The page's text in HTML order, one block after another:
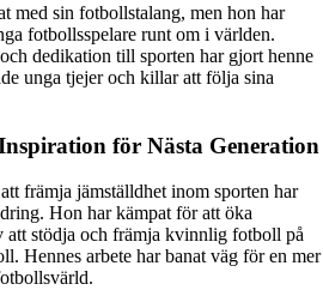
med sin fotbollstalang, men hon har
fotbollsspelare runt om i världen.
dedikation till sporten har gjort henne
unga tjejer och killar att följa sina
för Nästa Generation
främja jämställdhet inom sporten har
Hon har kämpat för att öka
att stödja och främja kvinnlig fotboll på
Hennes arbete har banat väg för en mer